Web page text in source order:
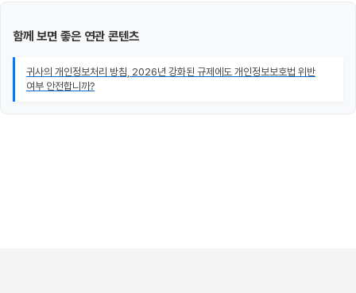
함께 보면 좋은 연관 콘텐츠
귀사의 개인정보처리 방침, 2026년 강화된 규제에도 개인정보보호법 위반
여부 안전합니까?